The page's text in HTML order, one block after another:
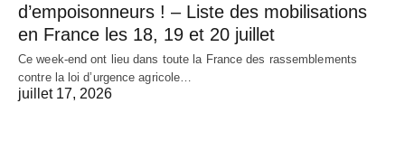
d’empoisonneurs ! – Liste des mobilisations
en France les 18, 19 et 20 juillet
Ce week-end ont lieu dans toute la France des rassemblements
contre la loi d’urgence agricole…
juillet 17, 2026